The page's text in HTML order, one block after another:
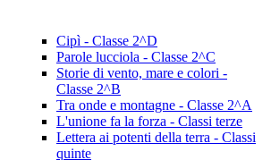
Cipì - Classe 2^D
Parole lucciola - Classe 2^C
Storie di vento, mare e colori -
Classe 2^B
Tra onde e montagne - Classe 2^A
L'unione fa la forza - Classi terze
Lettera ai potenti della terra - Classi
quinte